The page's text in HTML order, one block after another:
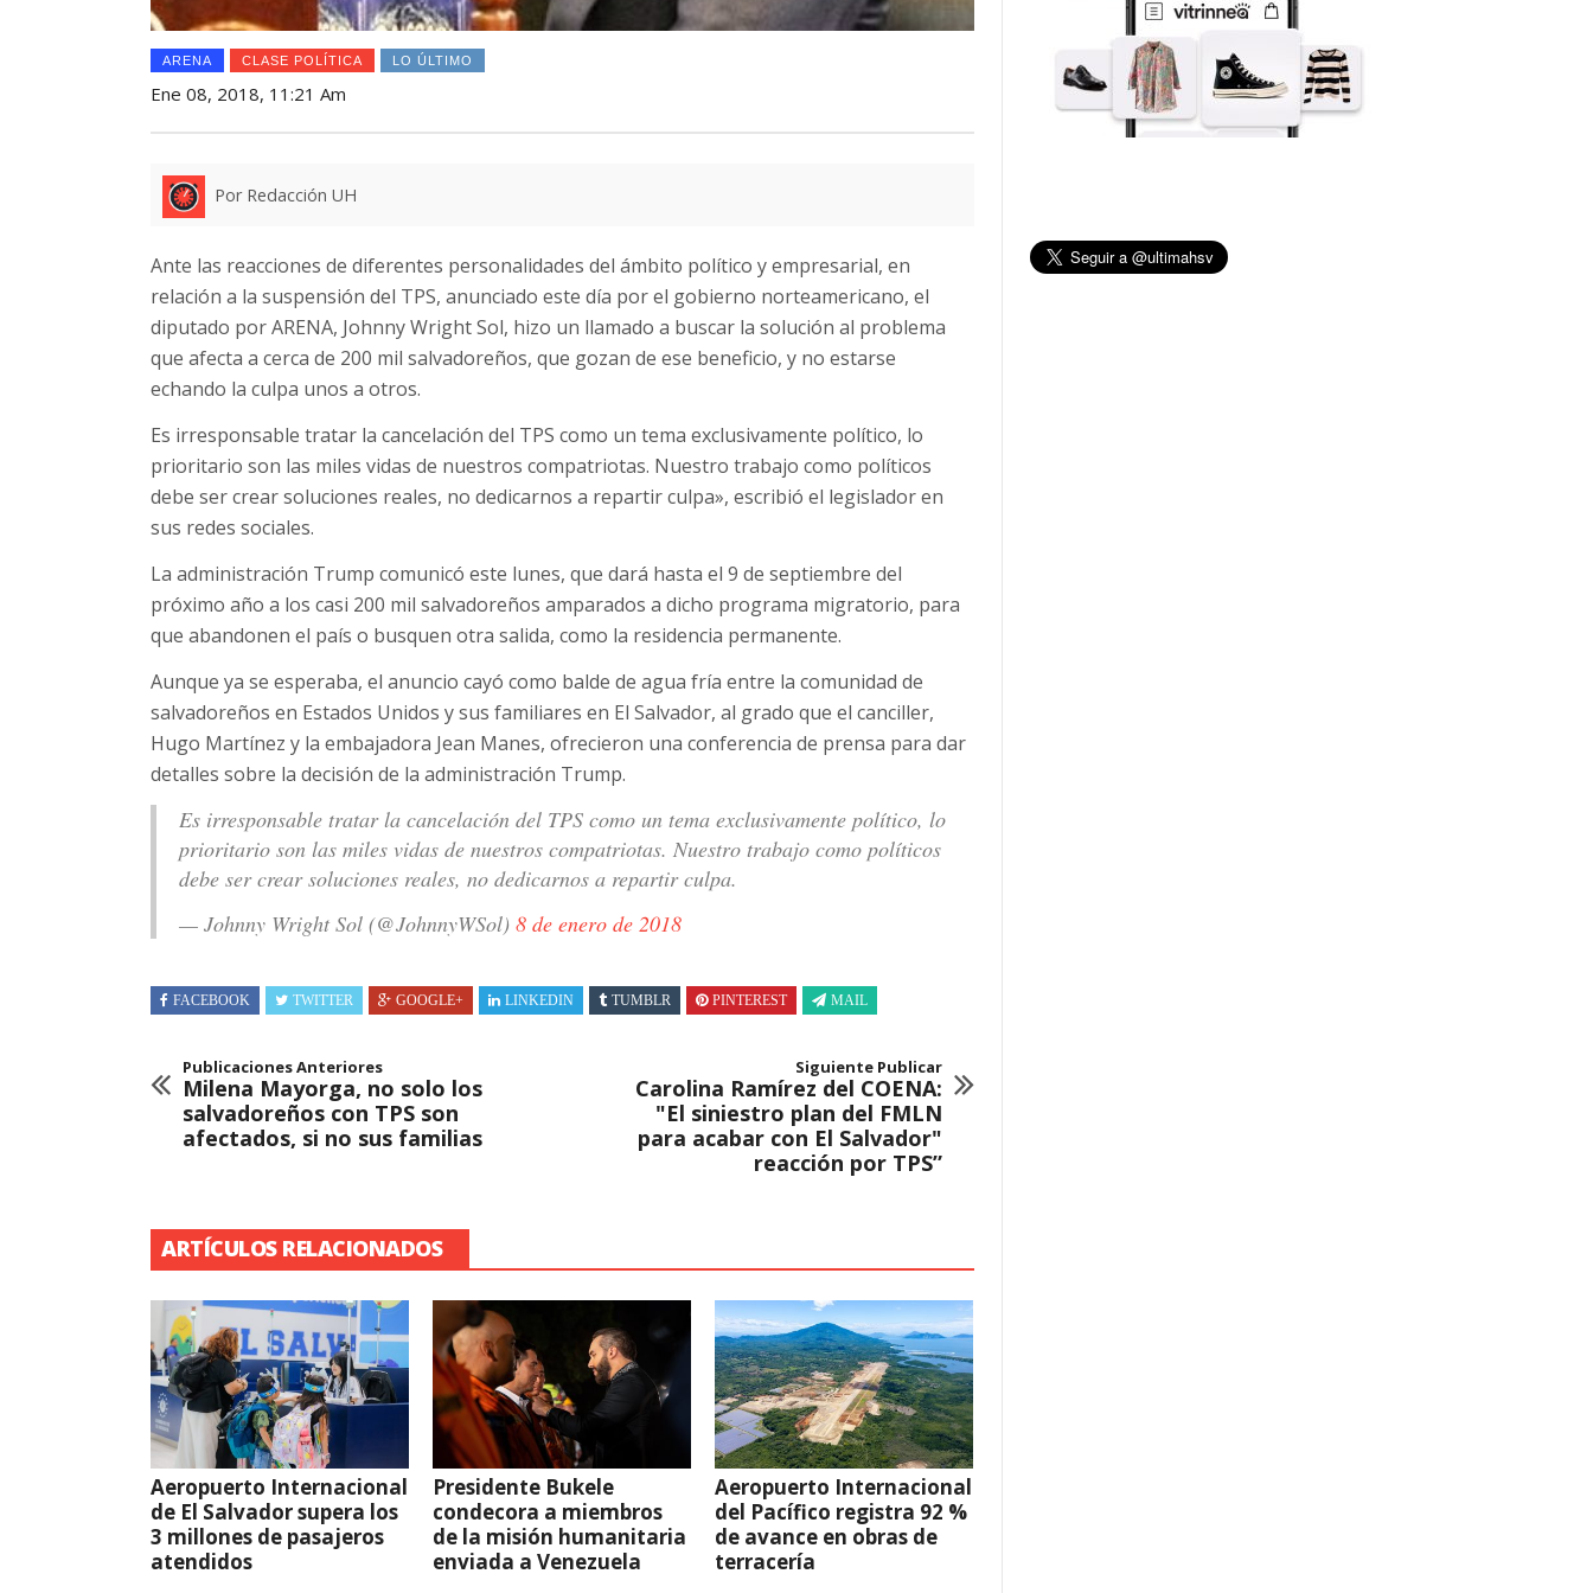
ARENA CLASE POLÍTICA LO ÚLTIMO
Ene 08, 2018, 11:21 Am
Por Redacción UH
Ante las reacciones de diferentes personalidades del ámbito político y empresarial, en
relación a la suspensión del TPS, anunciado este día por el gobierno norteamericano, el
diputado por ARENA, Johnny Wright Sol, hizo un llamado a buscar la solución al problema
que afecta a cerca de 200 mil salvadoreños, que gozan de ese beneficio, y no estarse
echando la culpa unos a otros.
Es irresponsable tratar la cancelación del TPS como un tema exclusivamente político, lo
prioritario son las miles vidas de nuestros compatriotas. Nuestro trabajo como políticos
debe ser crear soluciones reales, no dedicarnos a repartir culpa», escribió el legislador en
sus redes sociales.
La administración Trump comunicó este lunes, que dará hasta el 9 de septiembre del
próximo año a los casi 200 mil salvadoreños amparados a dicho programa migratorio, para
que abandonen el país o busquen otra salida, como la residencia permanente.
Aunque ya se esperaba, el anuncio cayó como balde de agua fría entre la comunidad de
salvadoreños en Estados Unidos y sus familiares en El Salvador, al grado que el canciller,
Hugo Martínez y la embajadora Jean Manes, ofrecieron una conferencia de prensa para dar
detalles sobre la decisión de la administración Trump.
Es irresponsable tratar la cancelación del TPS como un tema exclusivamente político, lo
prioritario son las miles vidas de nuestros compatriotas. Nuestro trabajo como políticos
debe ser crear soluciones reales, no dedicarnos a repartir culpa.
— Johnny Wright Sol (@JohnnyWSol) 8 de enero de 2018
FACEBOOK TWITTER GOOGLE+ LINKEDIN TUMBLR PINTEREST MAIL
Publicaciones Anteriores
Milena Mayorga, no solo los
salvadoreños con TPS son
afectados, si no sus familias
Siguiente Publicar
Carolina Ramírez del COENA:
"El siniestro plan del FMLN
para acabar con El Salvador"
reacción por TPS”
ARTÍCULOS RELACIONADOS
Aeropuerto Internacional
de El Salvador supera los
3 millones de pasajeros
atendidos
Presidente Bukele
condecora a miembros
de la misión humanitaria
enviada a Venezuela
Aeropuerto Internacional
del Pacífico registra 92 %
de avance en obras de
terracería